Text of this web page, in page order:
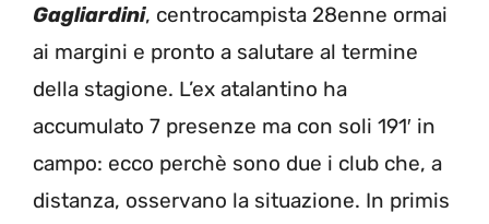
Gagliardini, centrocampista 28enne ormai
ai margini e pronto a salutare al termine
della stagione. L’ex atalantino ha
accumulato 7 presenze ma con soli 191′ in
campo: ecco perchè sono due i club che, a
distanza, osservano la situazione. In primis